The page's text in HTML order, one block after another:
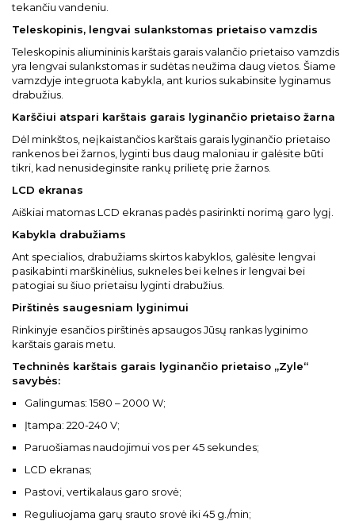
tekančiu vandeniu.
Teleskopinis, lengvai sulankstomas prietaiso vamzdis
Teleskopinis aliumininis karštais garais valančio prietaiso vamzdis
yra lengvai sulankstomas ir sudėtas neužima daug vietos. Šiame
vamzdyje integruota kabykla, ant kurios sukabinsite lyginamus
drabužius.
Karščiui atspari karštais garais lyginančio prietaiso žarna
Dėl minkštos, neįkaistančios karštais garais lyginančio prietaiso
rankenos bei žarnos, lyginti bus daug maloniau ir galėsite būti
tikri, kad nenusideginsite rankų prilietę prie žarnos.
LCD ekranas
Aiškiai matomas LCD ekranas padės pasirinkti norimą garo lygį.
Kabykla drabužiams
Ant specialios, drabužiams skirtos kabyklos, galėsite lengvai
pasikabinti marškinėlius, sukneles bei kelnes ir lengvai bei
patogiai su šiuo prietaisu lyginti drabužius.
Pirštinės saugesniam lyginimui
Rinkinyje esančios pirštinės apsaugos Jūsų rankas lyginimo
karštais garais metu.
Techninės karštais garais lyginančio prietaiso „Zyle“
savybės:
Galingumas: 1580 – 2000 W;
Įtampa: 220-240 V;
Paruošiamas naudojimui vos per 45 sekundes;
LCD ekranas;
Pastovi, vertikalaus garo srovė;
Reguliuojama garų srauto srovė iki 45 g./min;